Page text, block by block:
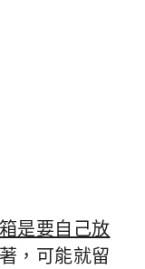
是要自己放
，可能就留